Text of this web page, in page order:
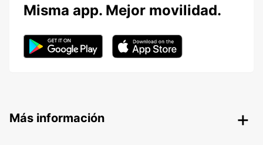
Misma app. Mejor movilidad.
Más información